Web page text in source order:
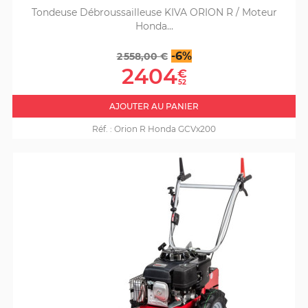
Tondeuse Débroussailleuse KIVA ORION R / Moteur
Honda...
Prix
de
base
2 558,00 € -6%Prix
2404€
52
AJOUTER AU PANIER
Réf. : Orion R Honda GCVx200